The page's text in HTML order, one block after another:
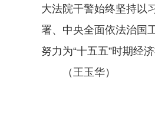
大法院干警始终坚持以
署、中央全面依法治国
努力为“十五五”时期经
（王玉华）